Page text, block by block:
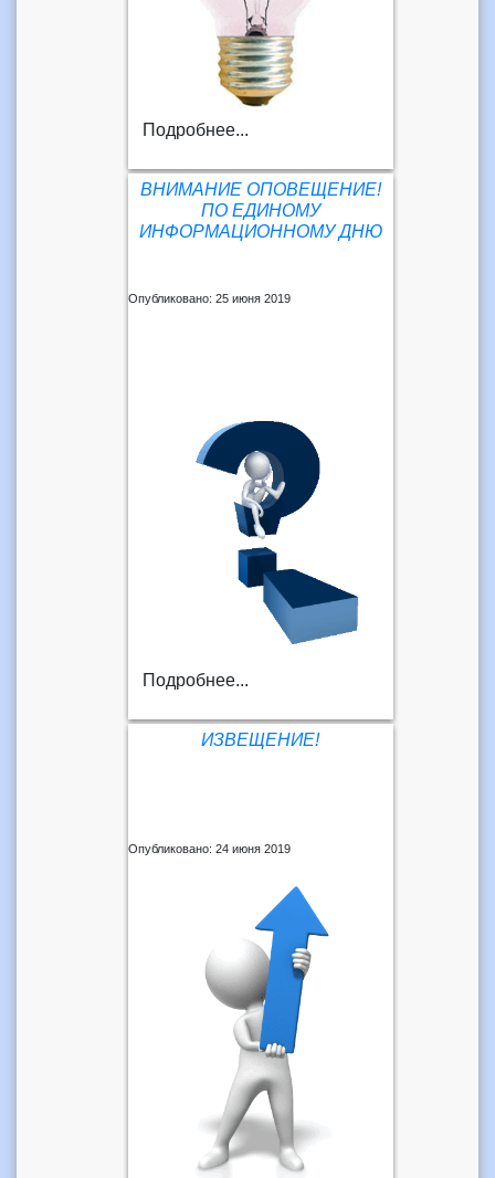
Подробнее...
ВНИМАНИЕ ОПОВЕЩЕНИЕ!
ПО ЕДИНОМУ
ИНФОРМАЦИОННОМУ ДНЮ
Опубликовано: 25 июня 2019
Подробнее...
ИЗВЕЩЕНИЕ!
Опубликовано: 24 июня 2019